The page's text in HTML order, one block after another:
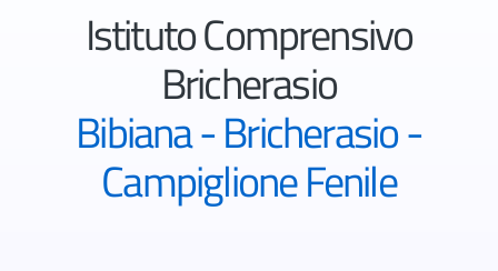
Istituto Comprensivo
Bricherasio
Bibiana - Bricherasio -
Campiglione Fenile